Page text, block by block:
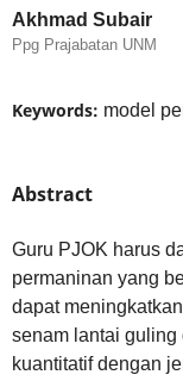
Akhmad Subair
Ppg Prajabatan UNM
Keywords: model
Abstract
Guru PJOK harus
permaninan yang
dapat
senam lantai
kuantitatif dengan